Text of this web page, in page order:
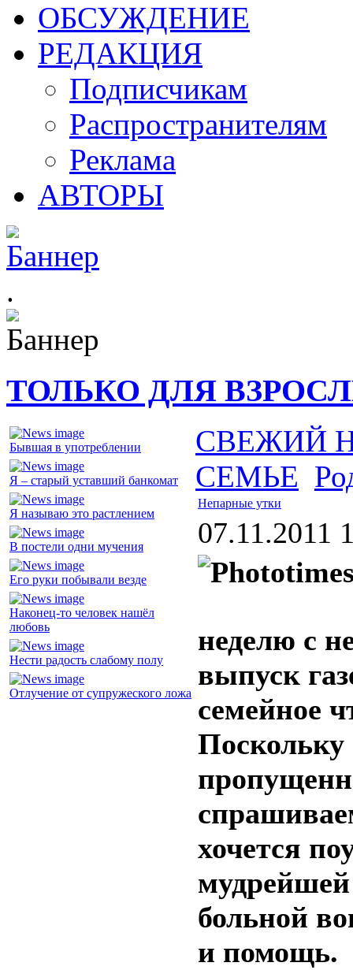
ОБСУЖДЕНИЕ
РЕДАКЦИЯ
Подписчикам
Распространителям
Реклама
АВТОРЫ
.
ТОЛЬКО ДЛЯ
Бывшая в употреблении
Я – старый уставший банкомат
Я называю это растлением
В постели одни мучения
Его руки побывали везде
Наконец-то человек нашёл
любовь
Нести радость слабому полу
Отлучение от супружеского ложа
СВЕЖИЙ
СЕМЬЕ
Непарные утки
07.11.2011
неделю с
выпуск
семейное
Поскольку
хочется
больной
и помощь.